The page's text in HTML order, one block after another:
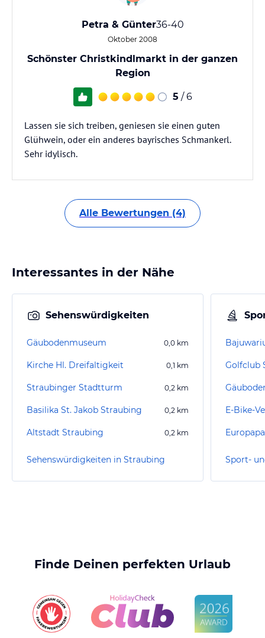
Petra & Günter36-40
Oktober 2008
Schönster Christkindlmarkt in der ganzen
Region
5 / 6
Lassen sie sich treiben, geniesen sie einen guten
Glühwein, oder ein anderes bayrisches Schmankerl.
Sehr idylisch.
Alle Bewertungen (4)
Interessantes in der Nähe
Sehenswürdigkeiten
Gäubodenmuseum 0,0 km
Kirche Hl. Dreifaltigkeit 0,1 km
Straubinger Stadtturm 0,2 km
Basilika St. Jakob Straubing 0,2 km
Altstadt Straubing 0,2 km
Sehenswürdigkeiten in Straubing
E-Bike-
Finde Deinen perfekten Urlaub